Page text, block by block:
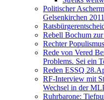
Politischer
Gelsenkirchen 2011
Rebell Bochum zur
Rechter Populismus
Rede von Vered
Problems. Sei ein
Reden ESSQ
RF-Interview mit
Wechsel in der
Ruhrbarone: